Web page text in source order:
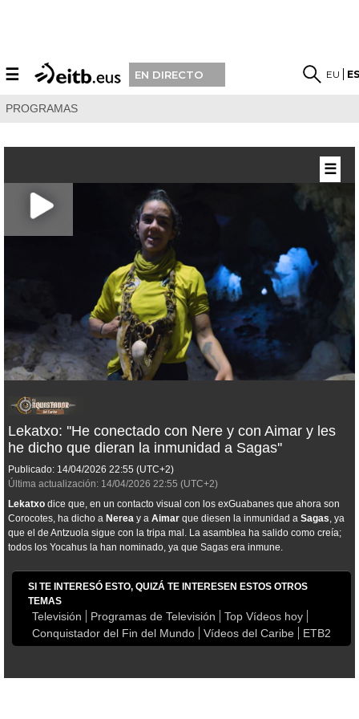
☰ EN DIRECTO EU
PROGRAMAS
Lekatxo: ''He conectado con Nere y con Aimar y les
he dicho que dieran la inmunidad a Sagas''
Publicado: 14/04/2026 22:55 (UTC+2)
Última actualización: 14/04/2026 22:55 (UTC+2)
Lekatxo dice que, en un contacto visual con los exGuabanes que ahora son
Corocotes, ha dicho a Nerea y a Aimar que diesen la inmunidad a Sagas, ya
que el de Antzuola sigue con la tripa mal. La asamblea ha salido como creía;
todos los Yocahus la han nominado, ya que Sagas era inmune.
SI TE INTERESÓ ESTO, QUIZÁ TE INTERESEN ESTOS OTROS
TEMAS
Televisión Programas de Televisión
Top Vídeos hoy
Conquistador del Fin del Mundo
Vídeos del Caribe ETB2
☰